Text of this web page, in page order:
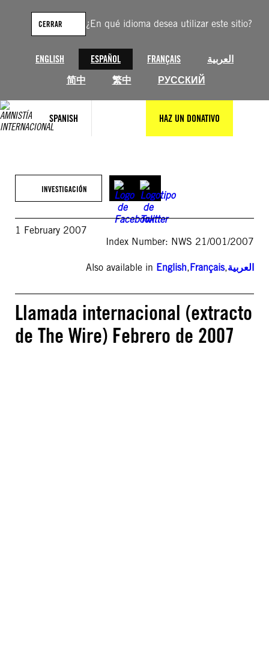
¿En qué idioma desea utilizar este sitio?
ENGLISH ESPAÑOL FRANÇAIS
العربية
简中
繁中 РУССКИЙ
CERRAR
SPANISH HAZ UN DONATIVO
contenido
INVESTIGACIÓN
1 February 2007
Index Number: NWS 21/001/2007
Also available in English,Français,العربية
Llamada internacional (extracto
de The Wire) Febrero de 2007